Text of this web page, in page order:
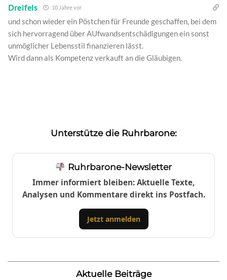
Dreifels 10 Jahre vor
und schon wieder ein Pöstchen für Freunde geschaffen, bei dem
sich hervorragend über AUfwandsentschädigungen ein sonst
unmöglicher Lebensstil finanzieren lässt.
Wird dann als Kompetenz verkauft an die Gläubigen.
Unterstütze die Ruhrbarone:
Ruhrbarone-Newsletter
Immer informiert bleiben: Aktuelle Texte,
Analysen und Kommentare direkt ins Postfach.
Jetzt anmelden
Aktuelle Beiträge